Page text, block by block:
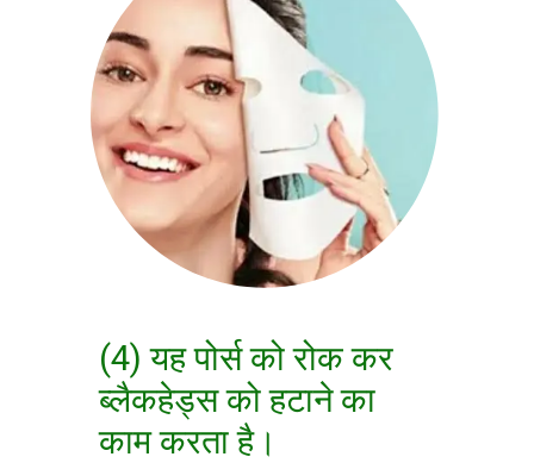
(4) यह पोर्स को रोक कर
ब्लैकहेड्स को हटाने का
काम करता है।